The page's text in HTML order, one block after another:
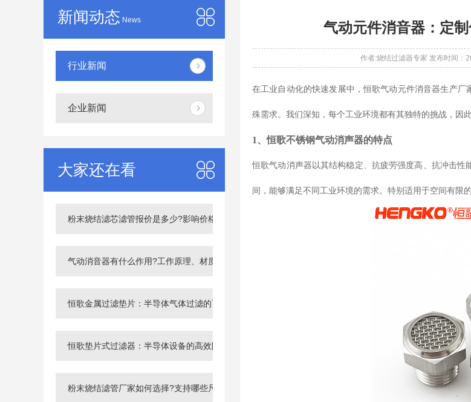
新闻动态 News
行业新闻
企业新闻
大家还在看
粉末烧结滤芯滤管报价是多少?影响价格的6大因素！
气动消音器有什么作用?工作原理、材质及选型方法详解
恒歌金属过滤垫片：半导体气体过滤的可靠之选！
恒歌垫片式过滤器：半导体设备的高效防污卫士！
粉末烧结滤管厂家如何选择?支持哪些尺寸定制?
气动元件消音器：定
作者:烧结过滤器专家 发布时间：
在工业自动化的快速发展中，恒歌气动元件消音器生产
殊需求。我们深知，每个工业环境都有其独特的挑战，因
1、恒歌不锈钢气动消声器的特点
恒歌气动消声器以其结构稳定、抗疲劳强度高、抗冲击性
间，能够满足不同工业环境的需求。特别适用于空间有限